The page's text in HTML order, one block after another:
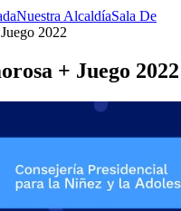
Nuestra AlcaldíaSala De
2022
+ Juego 2022